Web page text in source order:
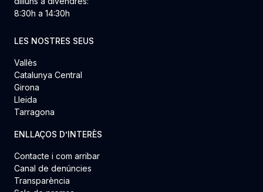
8:30h a 14:30h
LES NOSTRES SEUS
Vallès
Catalunya Central
Girona
Lleida
Tarragona
ENLLAÇOS D’INTERÈS
Contacte i com arribar
Canal de denúncies
Transparència